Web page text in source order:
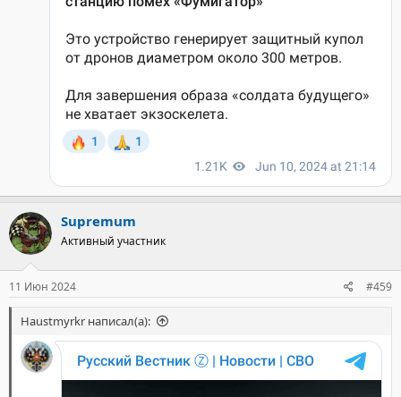
Supremum
Активный участник
11 Июн 2024 #459
Haustmyrkr написал(а):